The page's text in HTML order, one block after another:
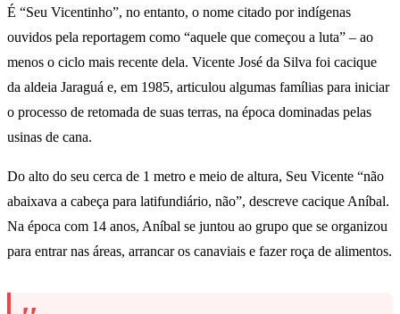
É “Seu Vicentinho”, no entanto, o nome citado por indígenas
ouvidos pela reportagem como “aquele que começou a luta” – ao
menos o ciclo mais recente dela. Vicente José da Silva foi cacique
da aldeia Jaraguá e, em 1985, articulou algumas famílias para iniciar
o processo de retomada de suas terras, na época dominadas pelas
usinas de cana.
Do alto do seu cerca de 1 metro e meio de altura, Seu Vicente “não
abaixava a cabeça para latifundiário, não”, descreve cacique Aníbal.
Na época com 14 anos, Aníbal se juntou ao grupo que se organizou
para entrar nas áreas, arrancar os canaviais e fazer roça de alimentos.